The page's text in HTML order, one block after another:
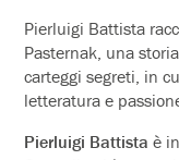
Pierluigi Battista
Pasternak, una
carteggi segreti, in
letteratura e
Pierluigi Battista è